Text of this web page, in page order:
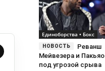
Единоборства • Бокс
Реванш
Мейвезера и Пакьяо
под угрозой срыва